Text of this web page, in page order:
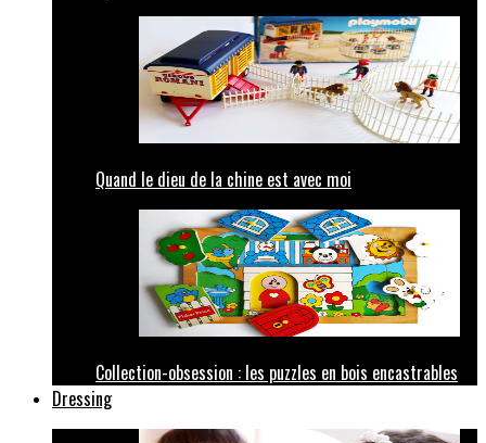
Quand le dieu de la chine est avec moi
Collection-obsession : les puzzles en bois encastrables
Dressing